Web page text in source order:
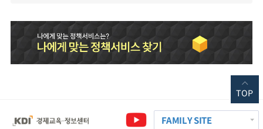
FAMILY SITE
TOP